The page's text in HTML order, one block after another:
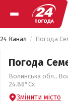
24 Канал Погода
Погода
Волинська обл.,
24.86°Сх
Змінити місто